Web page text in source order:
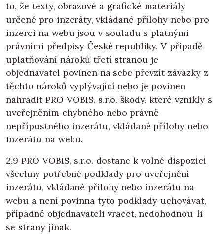
to, že texty, obrazové a grafické materiály
určené pro inzeráty, vkládané přílohy nebo pro
inzerci na webu jsou v souladu s platnými
právními předpisy České republiky. V případě
uplatňování nároků třetí stranou je
objednavatel povinen na sebe převzít závazky z
těchto nároků vyplývající nebo je povinen
nahradit PRO VOBIS, s.r.o. škody, které vznikly s
uveřejněním chybného nebo právně
nepřípustného inzerátu, vkládané přílohy nebo
inzerátu na webu.
2.9 PRO VOBIS, s.r.o. dostane k volné dispozici
všechny potřebné podklady pro uveřejnění
inzerátu, vkládané přílohy nebo inzerátu na
webu a není povinna tyto podklady uchovávat,
případně objednavateli vracet, nedohodnou-li
se strany jinak.